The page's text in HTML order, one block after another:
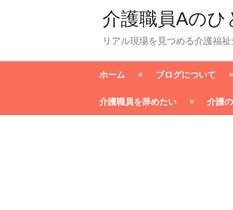
介護職員Aのひ
リアル現場を見つめる介護福
ホーム ブログについて
介護職員を辞めたい 介護